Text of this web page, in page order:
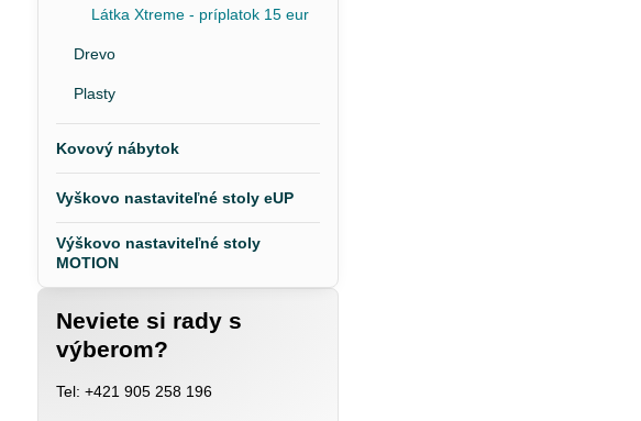
Látka Xtreme - príplatok 15 eur
Drevo
Plasty
Kovový nábytok
Vyškovo nastaviteľné stoly eUP
Výškovo nastaviteľné stoly
MOTION
Neviete si rady s
výberom?
Tel: +421 905 258 196